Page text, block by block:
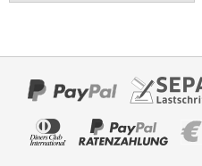
Bluetooth
CAN-BUS-Adapter
Cinch-Kabel